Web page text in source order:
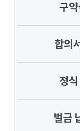
구
합의
정
벌금